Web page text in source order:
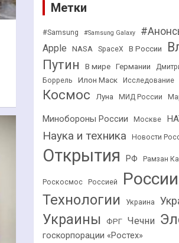
Метки
#Samsung #Samsung Galaxy
Apple NASA SpaceX В России
Путин
В мире Германии
Боррель
Илон Маск Исследование
Космос Луна МИД России
Минобороны России Москве
Наука и техника Новости
Открытия РФ Рамзан
Роскосмос Россией России
Технологии Украина
Украины ФРГ Чечни
госкорпорации «Ростех»